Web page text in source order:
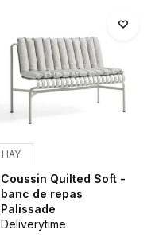
HAY
Coussin Quilted Soft -
banc de repas
Palissade
Deliverytime